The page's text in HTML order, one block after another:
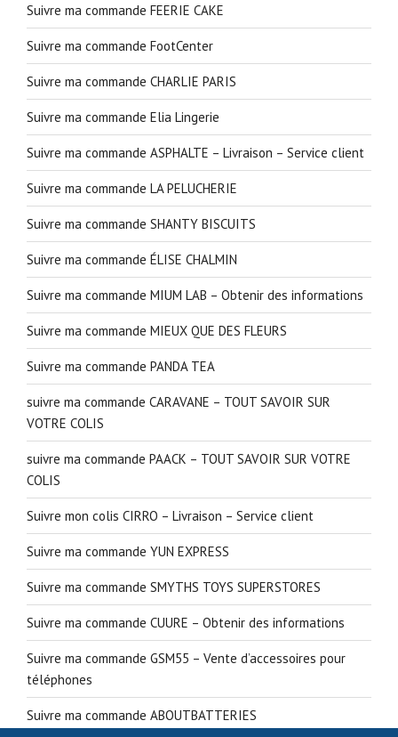
Suivre ma commande FEERIE CAKE
Suivre ma commande FootCenter
Suivre ma commande CHARLIE PARIS
Suivre ma commande Elia Lingerie
Suivre ma commande ASPHALTE – Livraison – Service client
Suivre ma commande LA PELUCHERIE
Suivre ma commande SHANTY BISCUITS
Suivre ma commande ÉLISE CHALMIN
Suivre ma commande MIUM LAB – Obtenir des informations
Suivre ma commande MIEUX QUE DES FLEURS
Suivre ma commande PANDA TEA
suivre ma commande CARAVANE – TOUT SAVOIR SUR
VOTRE COLIS
suivre ma commande PAACK – TOUT SAVOIR SUR VOTRE
COLIS
Suivre mon colis CIRRO – Livraison – Service client
Suivre ma commande YUN EXPRESS
Suivre ma commande SMYTHS TOYS SUPERSTORES
Suivre ma commande CUURE – Obtenir des informations
Suivre ma commande GSM55 – Vente d’accessoires pour
téléphones
Suivre ma commande ABOUTBATTERIES